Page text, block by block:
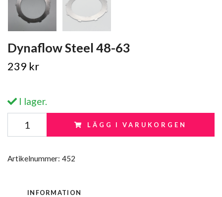
Dynaflow Steel 48-63
239 kr
I lager.
LÄGG I VARUKORGEN
Artikelnummer: 452
INFORMATION